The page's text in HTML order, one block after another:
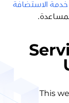
خدمة الاستضافة
This